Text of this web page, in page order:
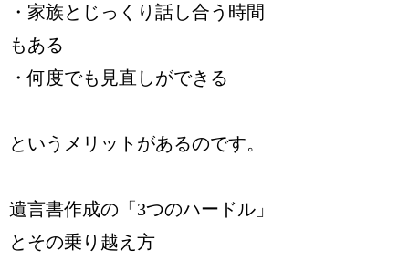
・家族とじっくり話し合う時間
もある
・何度でも見直しができる
というメリットがあるのです。
遺言書作成の「3つのハードル」
とその乗り越え方